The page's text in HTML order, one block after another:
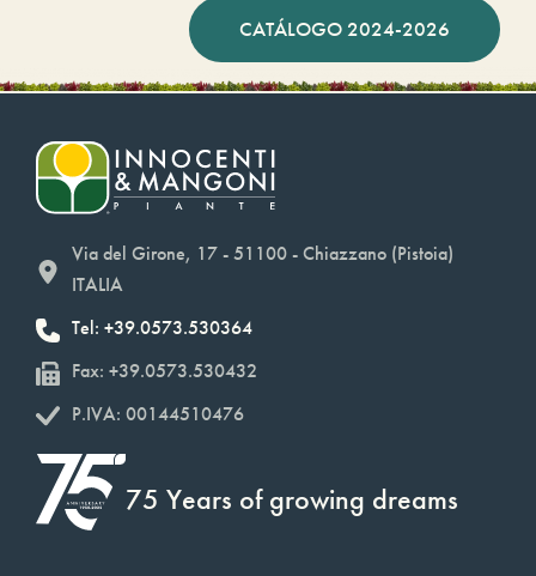
CATÁLOGO 2024-2026
Via del Girone, 17 - 51100 - Chiazzano (Pistoia)
ITALIA
Tel: +39.0573.530364
Fax: +39.0573.530432
P.IVA: 00144510476
75 Years of growing dreams